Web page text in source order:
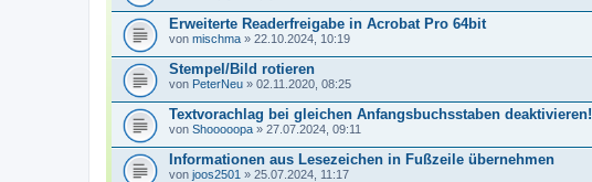
Erweiterte Readerfreigabe in Acrobat Pro 64bit
von mischma » 22.10.2024, 10:19
Stempel/Bild rotieren
von PeterNeu » 02.11.2020, 08:25
Textvorachlag bei gleichen Anfangsbuchsstaben deaktivieren!
von Shooooopa » 27.07.2024, 09:11
Informationen aus Lesezeichen in Fußzeile übernehmen
von joos2501 » 25.07.2024, 11:17